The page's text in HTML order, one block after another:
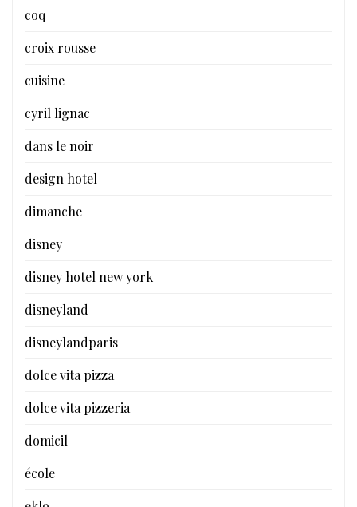
coq
croix rousse
cuisine
cyril lignac
dans le noir
design hotel
dimanche
disney
disney hotel new york
disneyland
disneylandparis
dolce vita pizza
dolce vita pizzeria
domicil
école